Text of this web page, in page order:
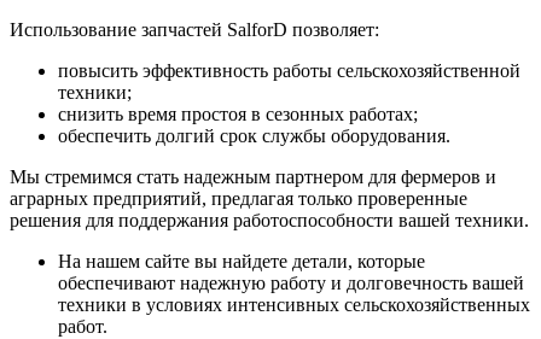
Использование запчастей SalforD позволяет:
повысить эффективность работы сельскохозяйственной
техники;
снизить время простоя в сезонных работах;
обеспечить долгий срок службы оборудования.
Мы стремимся стать надежным партнером для фермеров и
аграрных предприятий, предлагая только проверенные
решения для поддержания работоспособности вашей техники.
На нашем сайте вы найдете детали, которые
обеспечивают надежную работу и долговечность вашей
техники в условиях интенсивных сельскохозяйственных
работ.